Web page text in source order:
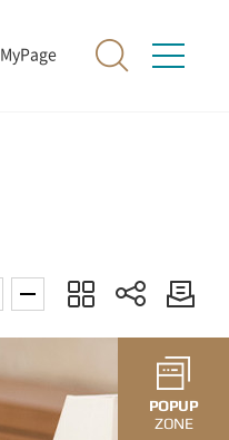
MyPage
POPUP
ZONE